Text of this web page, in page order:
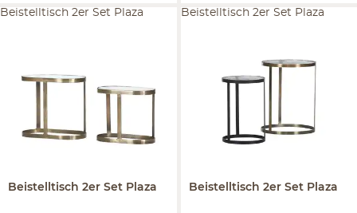
Beistelltisch 2er Set Plaza
Beistelltisch 2er Set Plaza
Beistelltisch 2er Set Plaza
Beistelltisch 2er Set Plaza